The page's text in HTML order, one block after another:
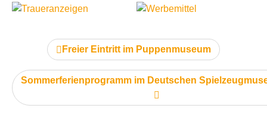
vorheriger Artikel:
Freier Eintritt im Puppenmuseum
nächster Artikel:
Sommerferienprogramm im Deutschen